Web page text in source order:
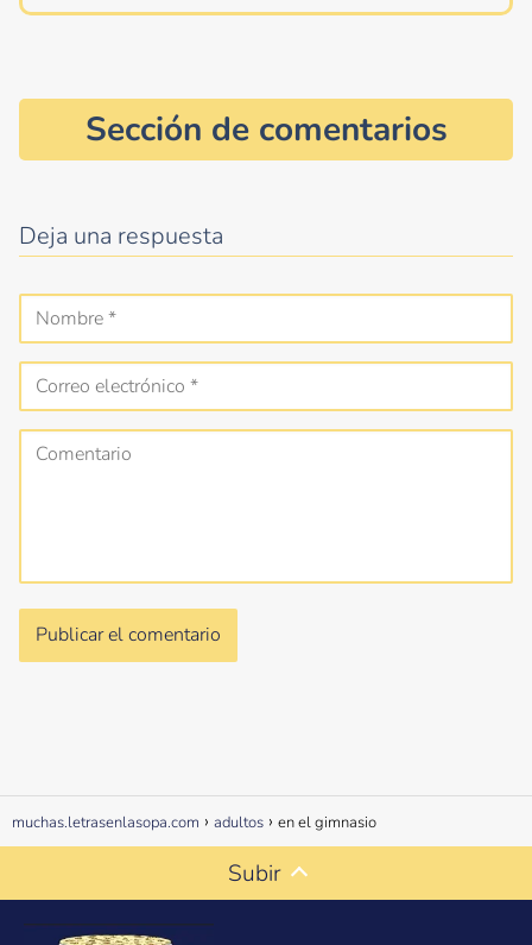
Sección de comentarios
Deja una respuesta
muchas.letrasenlasopa.com adultos en el gimnasio
Subir